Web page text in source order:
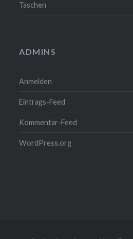
Taschen
ADMINS
Anmelden
Eintrags-Feed
Kommentar-Feed
WordPress.org